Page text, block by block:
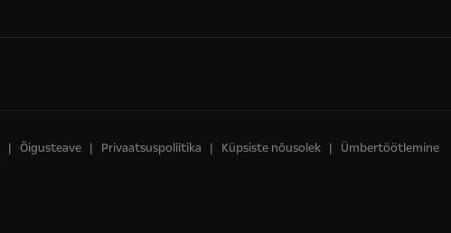
Õigusteave Privaatsuspoliitika Küpsiste nõusolek Ümbertöötlemine